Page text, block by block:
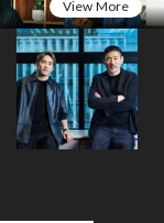
View More